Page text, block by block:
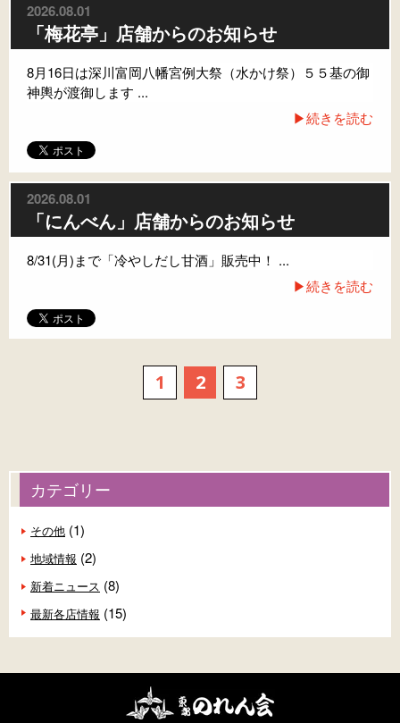
2026.08.01
「梅花亭」店舗からのお知らせ
8月16日は深川富岡八幡宮例大祭（水かけ祭）５５基の御
神輿が渡御します ...
▶続きを読む
2026.08.01
「にんべん」店舗からのお知らせ
8/31(月)まで「冷やしだし甘酒」販売中！ ...
▶続きを読む
1 2 3
カテゴリー
その他 (1)
地域情報 (2)
新着ニュース (8)
最新各店情報 (15)